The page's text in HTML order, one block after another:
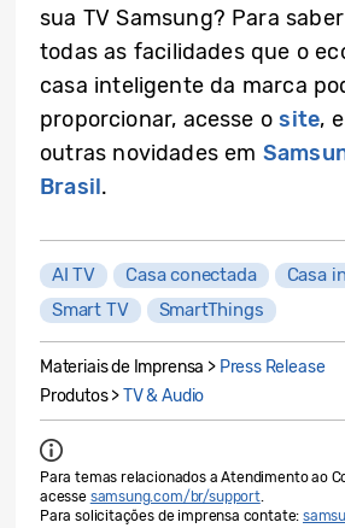
sua TV Samsung? Para
todas as facilidades que o
casa inteligente da marca
proporcionar, acesse osite,
outras novidades em
Brasil.
AI TV Casa conectada
Casa
Smart TV
SmartThings
Materiais de Imprensa > Press Release
Produtos >TV & Audio
Para temas relacionados a Atendimento ao
acesse samsung.com/br/support.
Para solicitações de imprensa contate: